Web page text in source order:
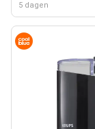
5 dagen